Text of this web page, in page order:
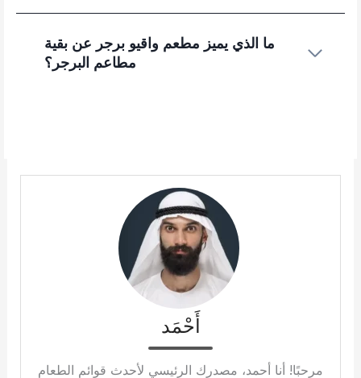
ما الذي يميز مطعم واقيو برجر عن بقية
مطاعم البرجر؟
أَحْمَد
مرحبًا! أنا أحمد، مصدرك الرئيسي لأحدث قوائم الطعام